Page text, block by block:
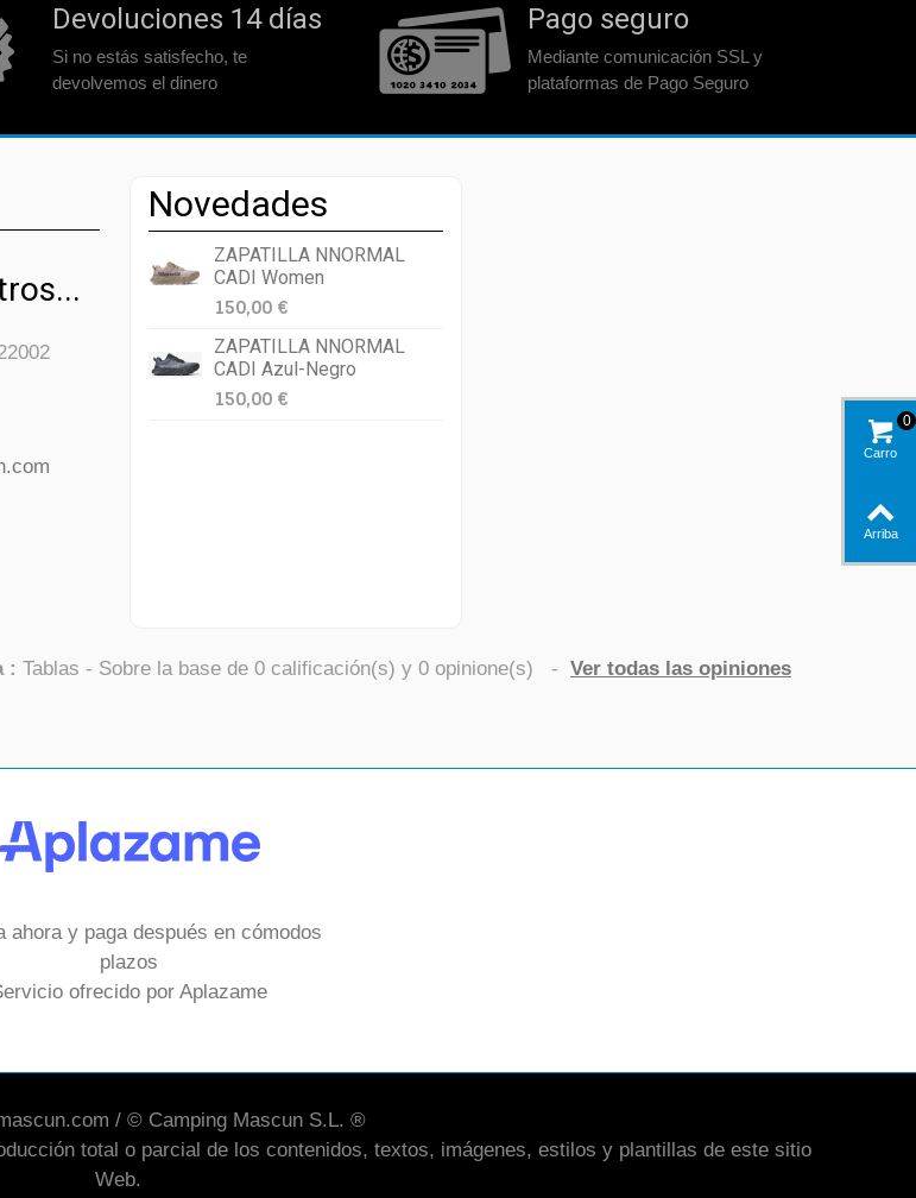
Devoluciones 14 días
Si no estás satisfecho, te
devolvemos el dinero
Pago seguro
Mediante comunicación SSL y
plataformas de Pago Seguro
Novedades
ZAPATILLA NNORMAL
CADI Women
150,00 €
ZAPATILLA NNORMAL
CADI Azul-Negro
150,00 €
: Tablas - Sobre la base de 0 calificación(s) y 0 opinione(s) - Ver todas las opiniones
ahora y paga después en cómodos
plazos
ofrecido por Aplazame
/ © Camping Mascun S.L. ®
total o parcial de los contenidos, textos, imágenes, estilos y plantillas de este sitio
Web.
Carro
0
Arriba